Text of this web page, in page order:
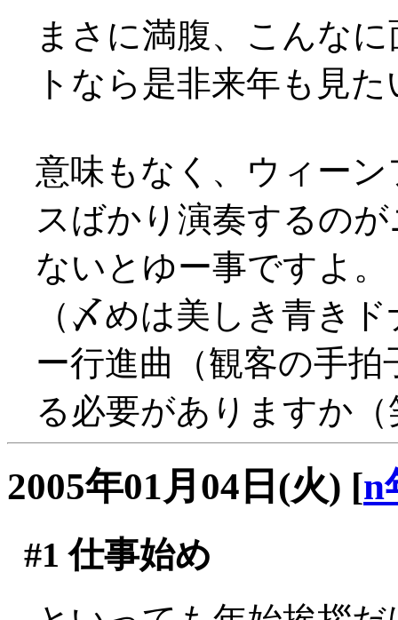
まさに満腹、こんな
トなら是非来年も見
意味もなく、ウィー
スばかり演奏するの
ないとゆー事ですよ。
（〆めは美しき青き
ー行進曲（観客の手
る必要がありますか（
2005年01月04日(火) [n
#1 仕事始め